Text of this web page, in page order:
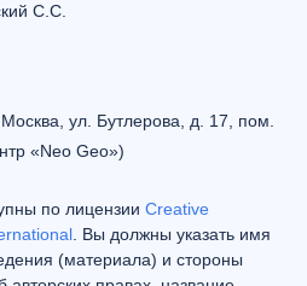
С.С.
ул. Бутлерова, д. 17, пом.
«Neo Geo»)
по лицензии Creative
. Вы должны указать имя
(материала) и стороны